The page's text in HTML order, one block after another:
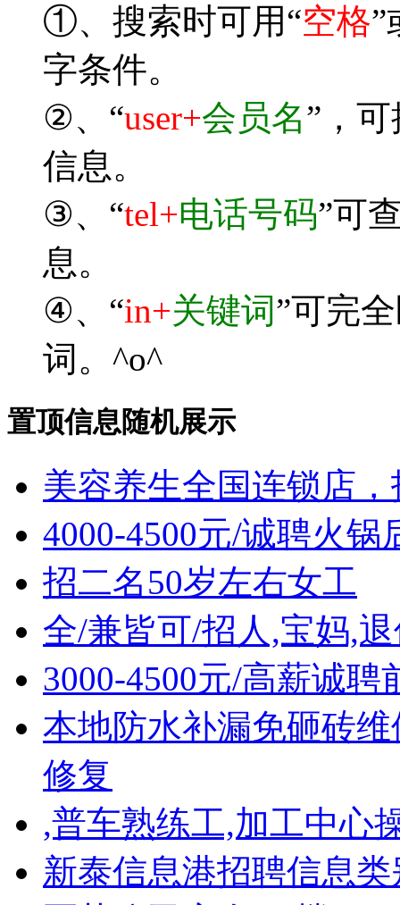
①、搜索时可用“空格”
字条件。
②、“user+会员名”，
信息。
③、“tel+电话号码”可
息。
④、“in+关键词”可完
词。^o^
置顶信息随机展示
美容养生全国连锁店
4000-4500元/诚聘火锅
招二名50岁左右女工
全/兼皆可/招人,宝妈,
3000-4500元/高薪诚聘
本地防水补漏免砸砖
修复
,普车熟练工,加工中心
新泰信息港招聘信息